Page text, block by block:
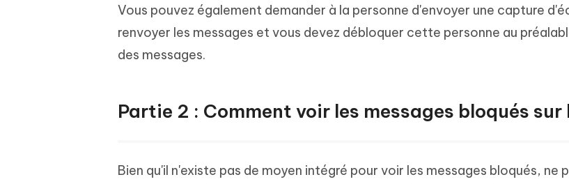
Vous pouvez également demander à la personne d'envoyer une capture
renvoyer les messages et vous devez débloquer cette personne au
des messages.
Partie 2 : Comment voir les messages bloqués sur
Bien qu'il n'existe pas de moyen intégré pour voir les messages bloqués, ne